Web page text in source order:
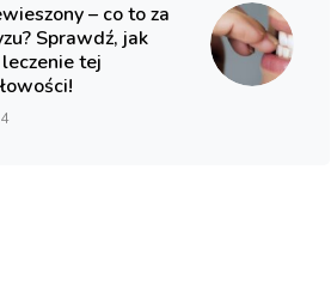
– co to za
Sprawdź, jak
tej